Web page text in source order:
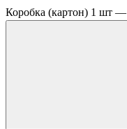
Коробка (картон) 1 шт —